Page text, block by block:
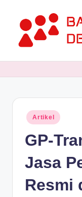
content
B
Terupdate
Posted
in
Artikel
GP-
Jasa
Resmi